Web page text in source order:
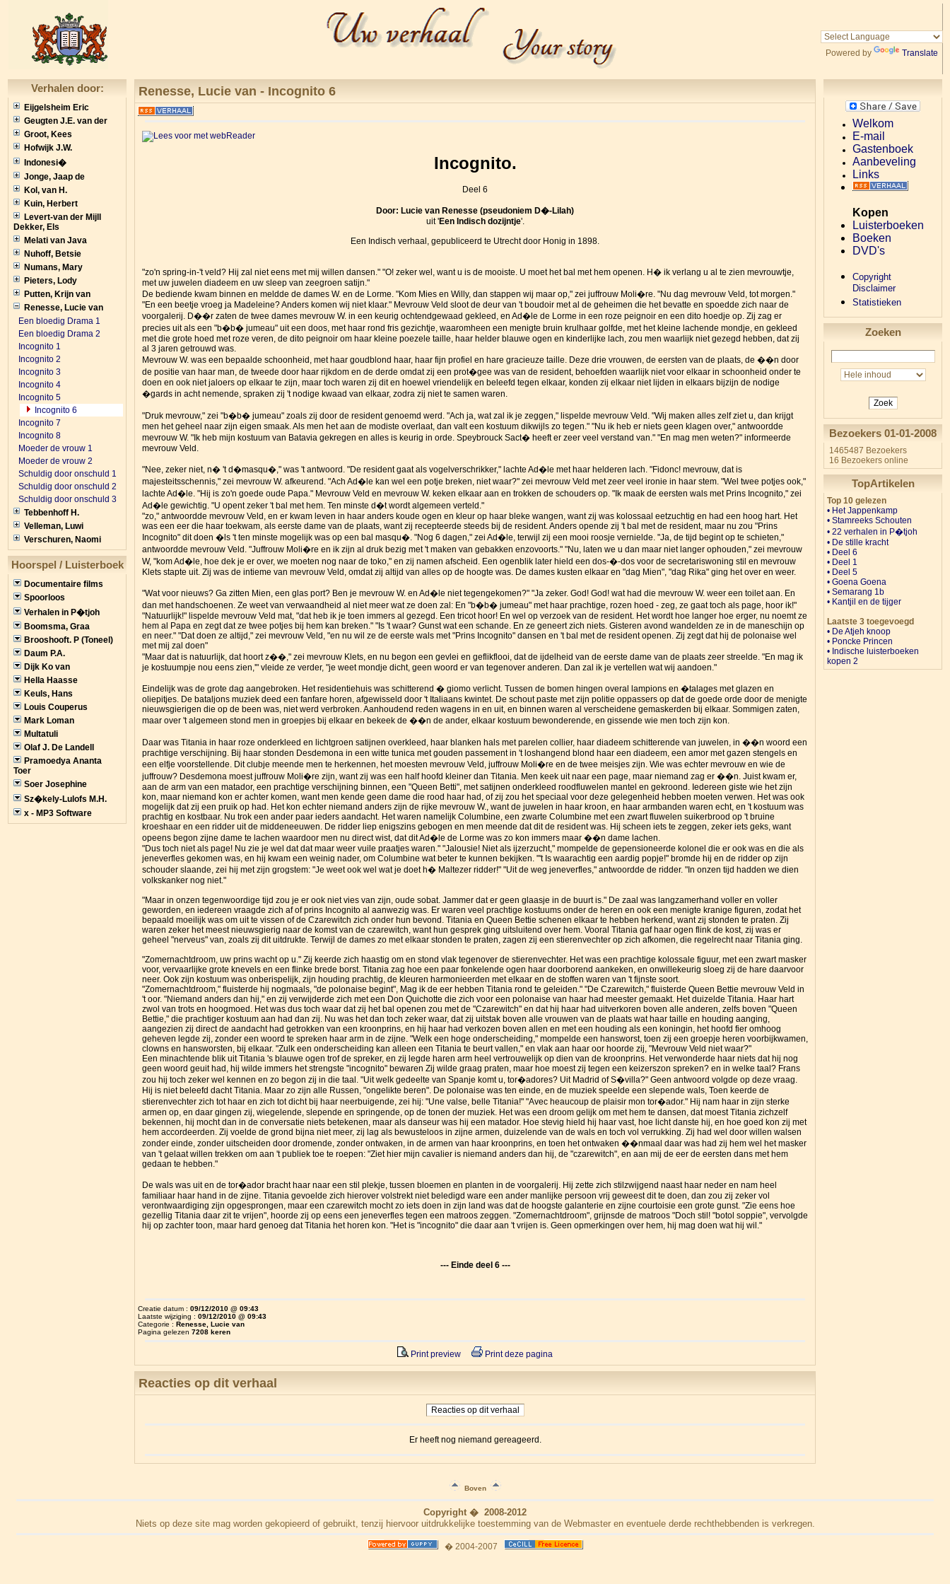
Verhalen door:
Eijgelsheim Eric
Geugten J.E. van der
Groot, Kees
Hofwijk J.W.
Indonesi�
Jonge, Jaap de
Kol, van H.
Kuin, Herbert
Levert-van der Mijll
Dekker, Els
Melati van Java
Nuhoff, Betsie
Numans, Mary
Pieters, Lody
Putten, Krijn van
Renesse, Lucie van
Een bloedig Drama 1
Een bloedig Drama 2
Incognito 1
Incognito 2
Incognito 3
Incognito 4
Incognito 5
Incognito 6
Incognito 7
Incognito 8
Moeder de vrouw 1
Moeder de vrouw 2
Schuldig door onschuld 1
Schuldig door onschuld 2
Schuldig door onschuld 3
Tebbenhoff H.
Velleman, Luwi
Verschuren, Naomi
Hoorspel / Luisterboek
Documentaire films
Spoorloos
Verhalen in P�tjoh
Boomsma, Graa
Brooshooft. P (Toneel)
Daum P.A.
Dijk Ko van
Hella Haasse
Keuls, Hans
Louis Couperus
Mark Loman
Multatuli
Olaf J. De Landell
Pramoedya Ananta
Toer
Soer Josephine
Sz�kely-Lulofs M.H.
x - MP3 Software
Renesse, Lucie van - Incognito 6
Incognito.
Deel 6
Door: Lucie van Renesse (pseudoniem D�-Lilah)
uit 'Een Indisch dozijntje'.
Een Indisch verhaal, gepubliceerd te Utrecht door Honig in 1898.
"zo'n spring-in-'t veld? Hij zal niet eens met mij willen dansen." "O! zeker wel, want u is de mooiste. U moet het bal met hem openen. H� ik verlang u al te zien mevrouwtje,
met uw juwelen diadeem en uw sleep van zeegroen satijn."
De bediende kwam binnen en meldde de dames W. en de Lorme. "Kom Mies en Willy, dan stappen wij maar op," zei juffrouw Moli�re. "Nu dag mevrouw Veld, tot morgen."
"En een beetje vroeg ja Madeleine? Anders komen wij niet klaar." Mevrouw Veld sloot de deur van 't boudoir met al de geheimen die het bevatte en spoedde zich naar de
voorgalerij. D��r zaten de twee dames mevrouw W. in een keurig ochtendgewaad gekleed, en Ad�le de Lorme in een roze peignoir en een dito hoedje op. Zij zag er
precies uit als een "b�b� jumeau" uit een doos, met haar rond fris gezichtje, waaromheen een menigte bruin krulhaar golfde, met het kleine lachende mondje, en gekleed
met die grote hoed met roze veren, de dito peignoir om haar kleine poezele taille, haar helder blauwe ogen en kinderlijke lach, zou men waarlijk niet gezegd hebben, dat zij
al 3 jaren getrouwd was.
Mevrouw W. was een bepaalde schoonheid, met haar goudblond haar, haar fijn profiel en hare gracieuze taille. Deze drie vrouwen, de eersten van de plaats, de ��n door
de positie van haar man, de tweede door haar rijkdom en de derde omdat zij een prot�gee was van de resident, behoefden waarlijk niet voor elkaar in schoonheid onder te
doen en ook niet jaloers op elkaar te zijn, maar toch waren zij dit en hoewel vriendelijk en beleefd tegen elkaar, konden zij elkaar niet lijden in elkaars bijzijn de nodige
�gards in acht nemende, spraken zij 't nodige kwaad van elkaar, zodra zij niet te samen waren.
"Druk mevrouw," zei "b�b� jumeau" zoals zij door de resident genoemd werd. "Ach ja, wat zal ik je zeggen," lispelde mevrouw Veld. "Wij maken alles zelf ziet u, dan krijgt
men het geheel naar zijn eigen smaak. Als men het aan de modiste overlaat, dan valt een kostuum dikwijls zo tegen." "Nu ik heb er niets geen klagen over," antwoordde
mevrouw W. "Ik heb mijn kostuum van Batavia gekregen en alles is keurig in orde. Speybrouck Sact� heeft er zeer veel verstand van." "En mag men weten?" informeerde
mevrouw Veld.
"Nee, zeker niet, n� 't d�masqu�," was 't antwoord. "De resident gaat als vogelverschrikker," lachte Ad�le met haar helderen lach. "Fidonc! mevrouw, dat is
majesteitsschennis," zei mevrouw W. afkeurend. "Ach Ad�le kan wel een potje breken, niet waar?" zei mevrouw Veld met zeer veel ironie in haar stem. "Wel twee potjes ook,"
lachte Ad�le. "Hij is zo'n goede oude Papa." Mevrouw Veld en mevrouw W. keken elkaar aan en trokken de schouders op. "Ik maak de eersten wals met Prins Incognito," zei
Ad�le gewichtig. "U opent zeker 't bal met hem. Ten minste d�t wordt algemeen verteld."
"zo," antwoordde mevrouw Veld, en er kwam leven in haar anders koude ogen en kleur op haar bleke wangen, want zij was kolossaal eetzuchtig en had een hoog hart. Het
was een eer die haar toekwam, als eerste dame van de plaats, want zij recepteerde steeds bij de resident. Anders opende zij 't bal met de resident, maar nu zou "Prins
Incognito" dit doen �ls 't ten minste mogelijk was op een bal masqu�. "Nog 6 dagen," zei Ad�le, terwijl zij een mooi roosje vernielde. "Ja, de tijd begint op te schieten,"
antwoordde mevrouw Veld. "Juffrouw Moli�re en ik zijn al druk bezig met 't maken van gebakken enzovoorts." "Nu, laten we u dan maar niet langer ophouden," zei mevrouw
W, "kom Ad�le, hoe dek je er over, we moeten nog naar de toko," en zij namen afscheid. Een ogenblik later hield een dos-�-dos voor de secretariswoning stil en mevrouw
Klets stapte uit. Zij was de intieme van mevrouw Veld, omdat zij altijd van alles op de hoogte was. De dames kusten elkaar en "dag Mien", "dag Rika" ging het over en weer.
"Wat voor nieuws? Ga zitten Mien, een glas port? Ben je mevrouw W. en Ad�le niet tegengekomen?" "Ja zeker. God! God! wat had die mevrouw W. weer een toilet aan. En
dan met handschoenen. Ze weet van verwaandheid al niet meer wat ze doen zal: En "b�b� jumeau" met haar prachtige, rozen hoed - zeg, ze gaat toch als page, hoor ik!"
"Natuurlijk!" lispelde mevrouw Veld mat, "dat heb ik je toen immers al gezegd. Een tricot hoor! En wel op verzoek van de resident. Het wordt hoe langer hoe erger, nu noemt ze
hem al Papa en zegt dat ze twee potjes bij hem kan breken." "Is 't waar? Gunst wat een schande. En ze geneert zich niets. Gisteren avond wandelden ze in de maneschijn op
en neer." "Dat doen ze altijd," zei mevrouw Veld, "en nu wil ze de eerste wals met "Prins Incognito" dansen en 't bal met de resident openen. Zij zegt dat hij de polonaise wel
met mij zal doen"
"Maar dat is natuurlijk, dat hoort z��," zei mevrouw Klets, en nu begon een gevlei en geflikflooi, dat de ijdelheid van de eerste dame van de plaats zeer streelde. "En mag ik
je kostuumpje nou eens zien,'" vleide ze verder, "je weet mondje dicht, geen woord er van tegenover anderen. Dan zal ik je vertellen wat wij aandoen."
Eindelijk was de grote dag aangebroken. Het residentiehuis was schitterend � giomo verlicht. Tussen de bomen hingen overal lampions en �talages met glazen en
oliepitjes. De bataljons muziek deed een fanfare horen, afgewisseld door 't Italiaans kwintet. De schout paste met zijn politie oppassers op dat de goede orde door de menigte
nieuwsgierigen die op de been was, niet werd verbroken. Aanhoudend reden wagens in en uit, en binnen waren al verscheidene gemaskerden bij elkaar. Sommigen zaten,
maar over 't algemeen stond men in groepjes bij elkaar en bekeek de ��n de ander, elkaar kostuum bewonderende, en gissende wie men toch zijn kon.
Daar was Titania in haar roze onderkleed en lichtgroen satijnen overkleed, haar blanken hals met parelen collier, haar diadeem schitterende van juwelen, in ��n woord een
prachtige verschijning. Bij haar stonden Desdemona in een witte tunica met gouden passement in 't loshangend blond haar een diadeem, een amor met gazen stengels en
een elfje voorstellende. Dit clubje meende men te herkennen, het moesten mevrouw Veld, juffrouw Moli�re en de twee meisjes zijn. Wie was echter mevrouw en wie de
juffrouw? Desdemona moest juffrouw Moli�re zijn, want zij was een half hoofd kleiner dan Titania. Men keek uit naar een page, maar niemand zag er ��n. Juist kwam er,
aan de arm van een matador, een prachtige verschijning binnen, een "Queen Betti", met satijnen onderkleed roodfluwelen mantel en gekroond. Iedereen giste wie het zijn
kon, maar niemand kon er achter komen, want men kende geen dame die rood haar had, of zij zou het speciaal voor deze gelegenheid hebben moeten verwen. Het was ook
mogelijk dat zij een pruik op had. Het kon echter niemand anders zijn de rijke mevrouw W., want de juwelen in haar kroon, en haar armbanden waren echt, en 't kostuum was
prachtig en kostbaar. Nu trok een ander paar ieders aandacht. Het waren namelijk Columbine, een zwarte Columbine met een zwart fluwelen suikerbrood op 't bruine
kroeshaar en een ridder uit de middeneeuwen. De ridder liep enigszins gebogen en men meende dat dit de resident was. Hij scheen iets te zeggen, zeker iets geks, want
opeens begon zijne dame te lachen waardoor men nu direct wist, dat dit Ad�le de Lorme was zo kon immers maar ��n dame lachen.
"Dus toch niet als page! Nu zie je wel dat dat maar weer vuile praatjes waren." "Jalousie! Niet als ijzerzucht," mompelde de gepensioneerde kolonel die er ook was en die als
jeneverfles gekomen was, en hij kwam een weinig nader, om Columbine wat beter te kunnen bekijken. "'t Is waarachtig een aardig popje!" bromde hij en de ridder op zijn
schouder slaande, zei hij met zijn grogstem: "Je weet ook wel wat je doet h� Maltezer ridder!" "Uit de weg jeneverfles," antwoordde de ridder. "In onzen tijd hadden we dien
volkskanker nog niet."
"Maar in onzen tegenwoordige tijd zou je er ook niet vies van zijn, oude sobat. Jammer dat er geen glaasje in de buurt is." De zaal was langzamerhand voller en voller
geworden, en iedereen vraagde zich af of prins Incognito al aanwezig was. Er waren veel prachtige kostuums onder de heren en ook een menigte kranige figuren, zodat het
bepaald moeilijk was om uit te vissen of de Czarewitch zich onder hun bevond. Titania en Queen Bettie schenen elkaar te hebben herkend, want zij stonden te praten. Zij
waren zeker het meest nieuwsgierig naar de komst van de czarewitch, want hun gesprek ging uitsluitend over hem. Vooral Titania gaf haar ogen flink de kost, zij was er
geheel "nerveus" van, zoals zij dit uitdrukte. Terwijl de dames zo met elkaar stonden te praten, zagen zij een stierenvechter op zich afkomen, die regelrecht naar Titania ging.
"Zomernachtdroom, uw prins wacht op u." Zij keerde zich haastig om en stond vlak tegenover de stierenvechter. Het was een prachtige kolossale figuur, met een zwart masker
voor, vervaarlijke grote knevels en een flinke brede borst. Titania zag hoe een paar fonkelende ogen haar doorborend aankeken, en onwillekeurig sloeg zij de hare daarvoor
neer. Ook zijn kostuum was onberispelijk, zijn houding prachtig, de kleuren harmonieerden met elkaar en de stoffen waren van 't fijnste soort.
"Zomernachtdroom," fluisterde hij nogmaals, "de polonaise begint", Mag ik de eer hebben Titania rond te geleiden." "De Czarewitch," fluisterde Queen Bettie mevrouw Veld in
't oor. "Niemand anders dan hij," en zij verwijderde zich met een Don Quichotte die zich voor een polonaise van haar had meester gemaakt. Het duizelde Titania. Haar hart
zwol van trots en hoogmoed. Het was dus toch waar dat zij het bal openen zou met de "Czarewitch" en dat hij haar had uitverkoren boven alle anderen, zelfs boven "Queen
Bettie," die prachtiger kostuum aan had dan zij. Nu was het dan toch zeker waar, dat zij uitstak boven alle vrouwen van de plaats wat haar taille en houding aanging,
aangezien zij direct de aandacht had getrokken van een kroonprins, en hij haar had verkozen boven allen en met een houding als een koningin, het hoofd fier omhoog
geheven legde zij, zonder een woord te spreken haar arm in de zijne. "Welk een hoge onderscheiding," mompelde een hansworst, toen zij een groepje heren voorbijkwamen,
clowns en hansworsten, bij elkaar. "Zulk een onderscheiding kan alleen een Titania te beurt vallen," en vlak aan haar oor hoorde zij, "Mevrouw Veld niet waar?"
Een minachtende blik uit Titania 's blauwe ogen trof de spreker, en zij legde haren arm heel vertrouwelijk op dien van de kroonprins. Het verwonderde haar niets dat hij nog
geen woord geuit had, hij wilde immers het strengste "incognito" bewaren Zij wilde graag praten, maar hoe moest zij tegen een keizerszon spreken? en in welke taal? Frans
zou hij toch zeker wel kennen en zo begon zij in die taal. "Uit welk gedeelte van Spanje komt u, tor�adores? Uit Madrid of S�villa?" Geen antwoord volgde op deze vraag.
Hij is niet beleefd dacht Titania. Maar zo zijn alle Russen, "ongelikte beren". De polonaise was ten einde, en de muziek speelde een slepende wals, Toen keerde de
stierenvechter zich tot haar en zich tot dicht bij haar neerbuigende, zei hij: "Une valse, belle Titania!" "Avec heaucoup de plaisir mon tor�ador." Hij nam haar in zijn sterke
armen op, en daar gingen zij, wiegelende, slepende en springende, op de tonen der muziek. Het was een droom gelijk om met hem te dansen, dat moest Titania zichzelf
bekennen, hij mocht dan in de conversatie niets betekenen, maar als danseur was hij een matador. Hoe stevig hield hij haar vast, hoe licht danste hij, en hoe goed kon zij met
hem accordeerden. Zij voelde de grond bijna niet meer, zij lag als bewusteloos in zijne armen, duizelende van de wals en toch vol verrukking. Zij had wel door willen walsen
zonder einde, zonder uitscheiden door dromende, zonder ontwaken, in de armen van haar kroonprins, en toen het ontwaken ��nmaal daar was had zij hem wel het masker
van 't gelaat willen trekken om aan 't publiek toe te roepen: "Ziet hier mijn cavalier is niemand anders dan hij, de "czarewitch", en aan mij de eer de eersten dans met hem
gedaan te hebben."
De wals was uit en de tor�ador bracht haar naar een stil plekje, tussen bloemen en planten in de voorgalerij. Hij zette zich stilzwijgend naast haar neder en nam heel
familiaar haar hand in de zijne. Titania gevoelde zich hierover volstrekt niet beledigd ware een ander manlijke persoon vrij geweest dit te doen, dan zou zij zeker vol
verontwaardiging zijn opgesprongen, maar een czarewitch mocht zo iets doen in zijn land was dat de hoogste galanterie en zijne courtoisie een grote gunst. "Zie eens hoe
gezellig Titania daar zit te vrijen", hoorde zij op eens een jeneverfles tegen een matroos zeggen. "Zomernachtdroom", grijnsde de matroos "Doch stil! "botol soppie", vervolgde
hij op zachter toon, maar hard genoeg dat Titania het horen kon. "Het is "incognito" die daar aan 't vrijen is. Geen opmerkingen over hem, hij mag doen wat hij wil."
--- Einde deel 6 ---
Creatie datum : 09/12/2010 @ 09:43
Laatste wijziging : 09/12/2010 @ 09:43
Categorie : Renesse, Lucie van
Pagina gelezen 7208 keren
Print preview Print deze pagina
Reacties op dit verhaal
Reacties op dit verhaal
Er heeft nog niemand gereageerd.
Welkom
E-mail
Gastenboek
Aanbeveling
Links
Kopen
Luisterboeken
Boeken
DVD's
Copyright
Disclaimer
Statistieken
Zoeken
Zoek
Bezoekers 01-01-2008
1465487 Bezoekers
16 Bezoekers online
TopArtikelen
Top 10 gelezen
• Het Jappenkamp
• Stamreeks Schouten
• 22 verhalen in P�tjoh
• De stille kracht
• Deel 6
• Deel 1
• Deel 5
• Goena Goena
• Semarang 1b
• Kantjil en de tijger
Laatste 3 toegevoegd
• De Atjeh knoop
• Poncke Princen
• Indische luisterboeken
kopen 2
Boven
Copyright � 2008-2012
Niets op deze site mag worden gekopieerd of gebruikt, tenzij hiervoor uitdrukkelijke toestemming van de Webmaster en eventuele derde rechthebbenden is verkregen.
Powered by Translate
� 2004-2007